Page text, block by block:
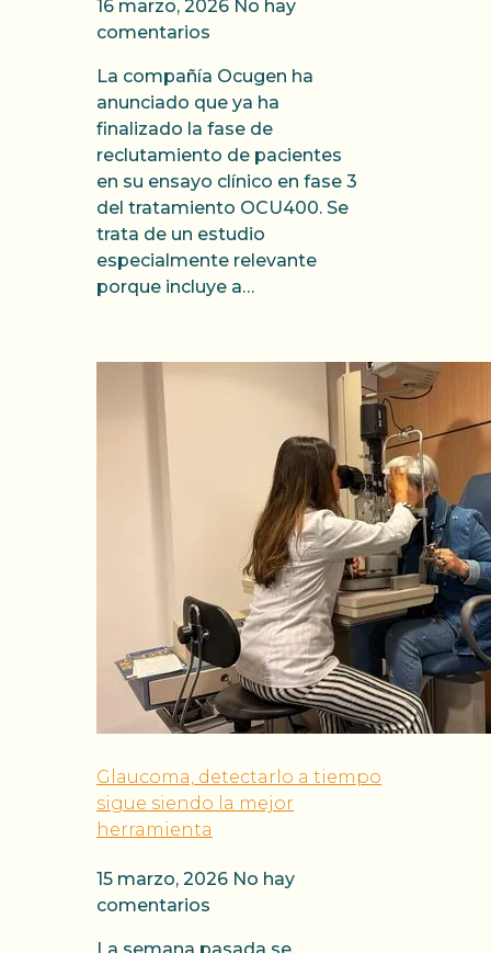
16 marzo, 2026 No hay
comentarios
La compañía Ocugen ha
anunciado que ya ha
finalizado la fase de
reclutamiento de pacientes
en su ensayo clínico en fase 3
del tratamiento OCU400. Se
trata de un estudio
especialmente relevante
porque incluye a…
Glaucoma, detectarlo a tiempo
sigue siendo la mejor
herramienta
15 marzo, 2026 No hay
comentarios